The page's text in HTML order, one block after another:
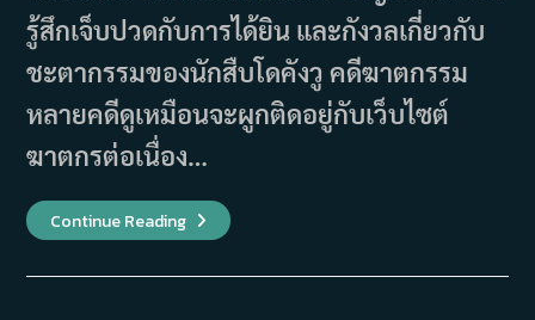
รู้สึกเจ็บปวดกับการได้ยิน และกังวลเกี่ยวกับ
ชะตากรรมของนักสืบโดคังวู คดีฆาตกรรม
หลายคดีดูเหมือนจะผูกติดอยู่กับเว็บไซต์
ฆาตกรต่อเนื่อง…
Continue Readingเรื่อง
ย่อ